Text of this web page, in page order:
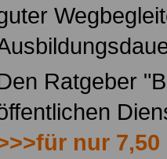
Ratgeber
nur